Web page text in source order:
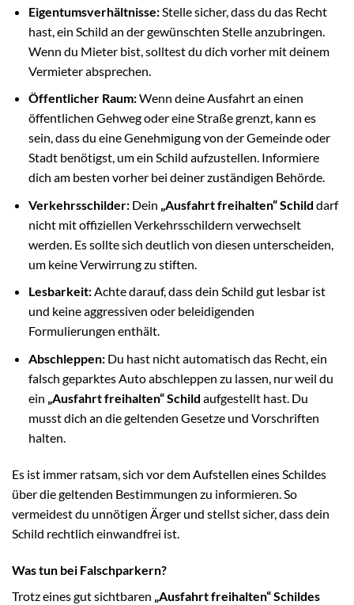
Eigentumsverhältnisse:Stelle sicher, dass du das Recht
hast, ein Schild an der gewünschten Stelle anzubringen.
Wenn du Mieter bist, solltest du dich vorher mit deinem
Vermieter absprechen.
Öffentlicher Raum:Wenn deine Ausfahrt an einen
öffentlichen Gehweg oder eine Straße grenzt, kann es
sein, dass du eine Genehmigung von der Gemeinde oder
Stadt benötigst, um ein Schild aufzustellen. Informiere
dich am besten vorher bei deiner zuständigen Behörde.
Verkehrsschilder:Dein „Ausfahrt freihalten“ Schild darf
nicht mit offiziellen Verkehrsschildern verwechselt
werden. Es sollte sich deutlich von diesen unterscheiden,
um keine Verwirrung zu stiften.
Lesbarkeit:Achte darauf, dass dein Schild gut lesbar ist
und keine aggressiven oder beleidigenden
Formulierungen enthält.
Abschleppen:Du hast nicht automatisch das Recht, ein
falsch geparktes Auto abschleppen zu lassen, nur weil du
ein „Ausfahrt freihalten“ Schild aufgestellt hast. Du
musst dich an die geltenden Gesetze und Vorschriften
halten.
Es ist immer ratsam, sich vor dem Aufstellen eines Schildes
über die geltenden Bestimmungen zu informieren. So
vermeidest du unnötigen Ärger und stellst sicher, dass dein
Schild rechtlich einwandfrei ist.
Was tun bei Falschparkern?
Trotz eines gut sichtbaren „Ausfahrt freihalten“ Schildes